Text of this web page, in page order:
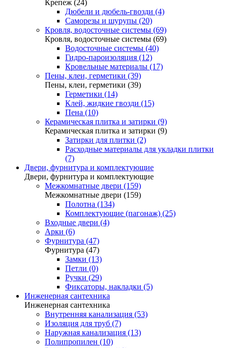
Крепеж (24)
Дюбели и дюбель-гвозди (4)
Саморезы и шурупы (20)
Кровля, водосточные системы (69)
Кровля, водосточные системы (69)
Водосточные системы (40)
Гидро-пароизоляция (12)
Кровельные материалы (17)
Пены, клеи, герметики (39)
Пены, клеи, герметики (39)
Герметики (14)
Клей, жидкие гвозди (15)
Пена (10)
Керамическая плитка и затирки (9)
Керамическая плитка и затирки (9)
Затирки для плитки (2)
Расходные материалы для укладки плитки
(7)
Двери, фурнитура и комплектующие
Двери, фурнитура и комплектующие
Межкомнатные двери (159)
Межкомнатные двери (159)
Полотна (134)
Комплектующие (пагонаж) (25)
Входные двери (4)
Арки (6)
Фурнитура (47)
Фурнитура (47)
Замки (13)
Петли (0)
Ручки (29)
Фиксаторы, накладки (5)
Инженерная сантехника
Инженерная сантехника
Внутренняя канализация (53)
Изоляция для труб (7)
Наружная канализация (13)
Полипропилен (10)